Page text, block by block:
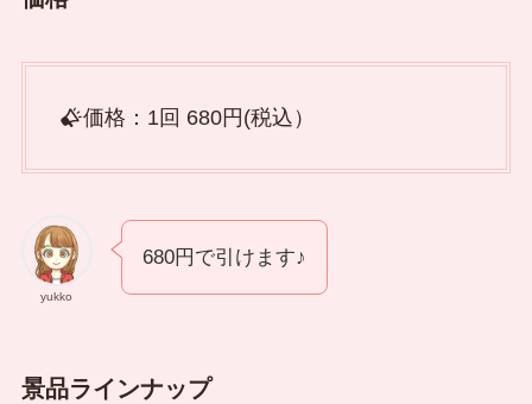
価格：1回 680円(税込）
yukko
680円で引けます♪
景品ラインナップ